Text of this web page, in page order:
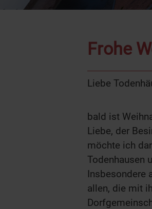
Frohe
Liebe
bald ist
Liebe, der
möchte ich
Todenhausen
Insbesondere
allen, die mit